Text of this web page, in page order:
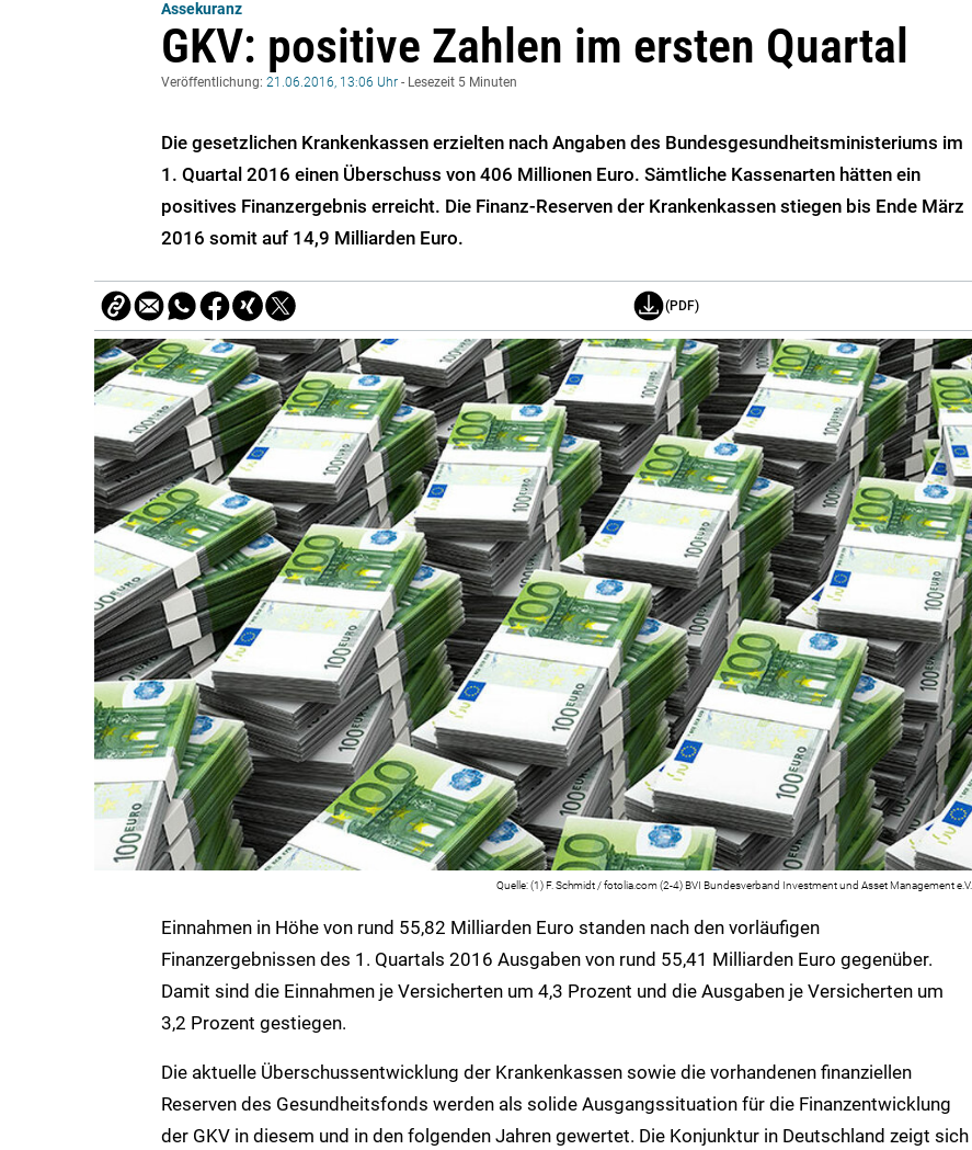
Assekuranz
GKV: positive Zahlen im ersten Quartal
Veröffentlichung: 21.06.2016, 13:06 Uhr - Lesezeit 5 Minuten
Die gesetzlichen Krankenkassen erzielten nach Angaben des Bundesgesundheitsministeriums im
1. Quartal 2016 einen Überschuss von 406 Millionen Euro. Sämtliche Kassenarten hätten ein
positives Finanzergebnis erreicht. Die Finanz-Reserven der Krankenkassen stiegen bis Ende März
2016 somit auf 14,9 Milliarden Euro.
(PDF)
(1) F. Schmidt / fotolia.com (2-4) BVI Bundesverband Investment und Asset Management e.V.
Einnahmen in Höhe von rund 55,82 Milliarden Euro standen nach den vorläufigen
Finanzergebnissen des 1. Quartals 2016 Ausgaben von rund 55,41 Milliarden Euro gegenüber.
Damit sind die Einnahmen je Versicherten um 4,3 Prozent und die Ausgaben je Versicherten um
3,2 Prozent gestiegen.
Die aktuelle Überschussentwicklung der Krankenkassen sowie die vorhandenen finanziellen
Reserven des Gesundheitsfonds werden als solide Ausgangssituation für die Finanzentwicklung
der GKV in diesem und in den folgenden Jahren gewertet. Die Konjunktur in Deutschland zeigt sich